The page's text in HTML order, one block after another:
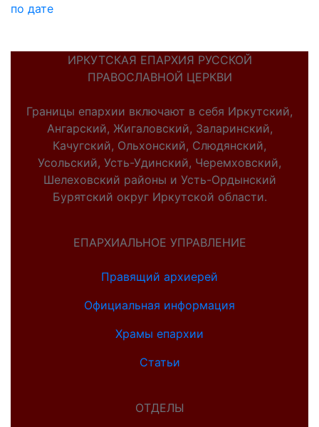
по дате
ИРКУТСКАЯ ЕПАРХИЯ РУССКОЙ
ПРАВОСЛАВНОЙ ЦЕРКВИ
Границы епархии включают в себя Иркутский,
Ангарский, Жигаловский, Заларинский,
Качугский, Ольхонский, Слюдянский,
Усольский, Усть-Удинский, Черемховский,
Шелеховский районы и Усть-Ордынский
Бурятский округ Иркутской области.
ЕПАРХИАЛЬНОЕ УПРАВЛЕНИЕ
Правящий архиерей
Официальная информация
Храмы епархии
Статьи
ОТДЕЛЫ